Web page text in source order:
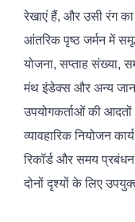
रेखाएं हैं, और उसी रंग
आंतरिक पृष्ठ जर्मन में
योजना, सप्ताह संख्या,
मंथ इंडेक्स और अन्य
उपयोगकर्ताओं की
व्यावहारिक नियोजन
रिकॉर्ड और समय
दोनों दृश्यों के लिए